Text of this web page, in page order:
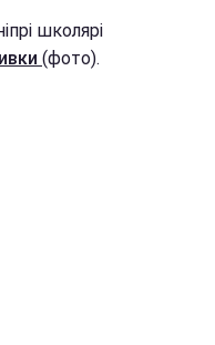
школярі
(фото).